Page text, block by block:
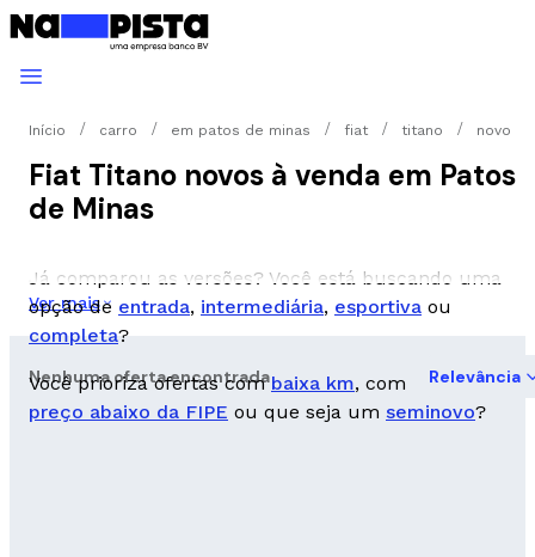
Início carro em patos de minas fiat titano novo
Fiat Titano novos à venda em Patos
de Minas
Já comparou as versões? Você está buscando uma
opção de entrada, intermediária, esportiva ou
completa?
Você prioriza ofertas combaixa km, com
preço abaixo da FIPE ou que seja um seminovo?
Ver mais
Nenhuma oferta encontrada Relevância